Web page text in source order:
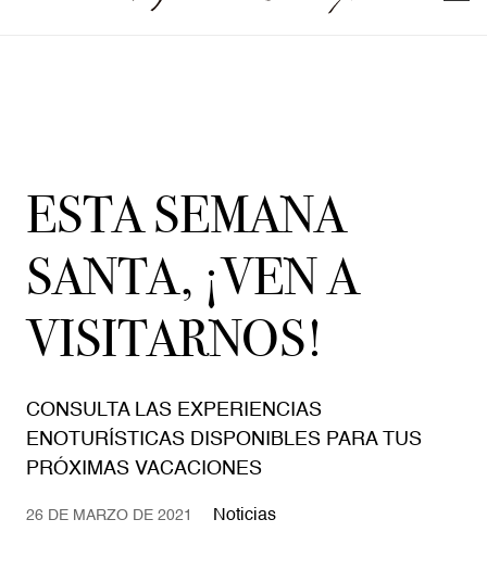
ESTA SEMANA
SANTA, ¡VEN A
VISITARNOS!
CONSULTA LAS EXPERIENCIAS
ENOTURÍSTICAS DISPONIBLES PARA TUS
PRÓXIMAS VACACIONES
26 DE MARZO DE 2021 Noticias